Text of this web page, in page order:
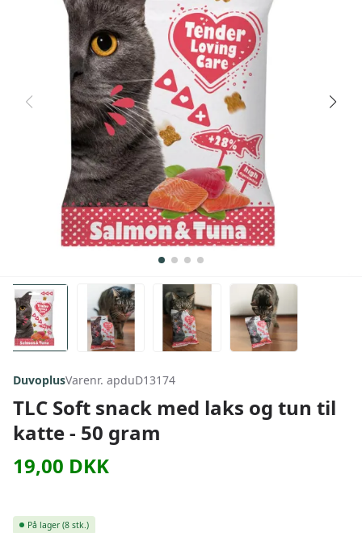
DuvoplusVarenr. apduD13174
TLC Soft snack med laks og tun til
katte - 50 gram
19,00 DKK
På lager (8 stk.)